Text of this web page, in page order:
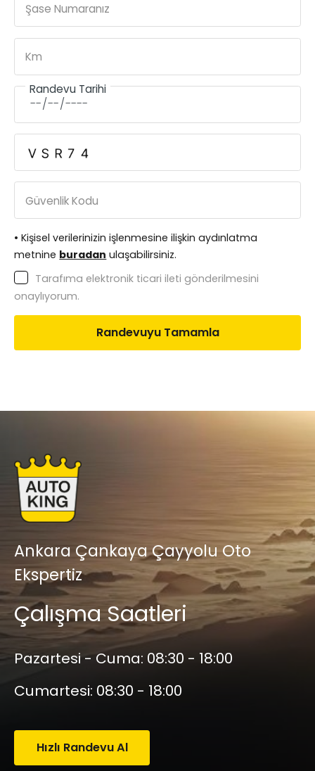
Şase Numaranız
Km
Randevu Tarihi
Güvenlik Kodu
• Kişisel verilerinizin işlenmesine ilişkin aydınlatma
metnine buradan ulaşabilirsiniz.
Tarafıma elektronik ticari ileti gönderilmesini
onaylıyorum.
Randevuyu Tamamla
Ankara Çankaya Çayyolu Oto
Ekspertiz
Çalışma Saatleri
Pazartesi - Cuma: 08:30 - 18:00
Cumartesi: 08:30 - 18:00
Hızlı Randevu Al